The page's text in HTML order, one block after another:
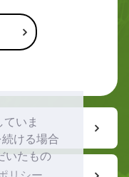
いま
ける場合
いたもの